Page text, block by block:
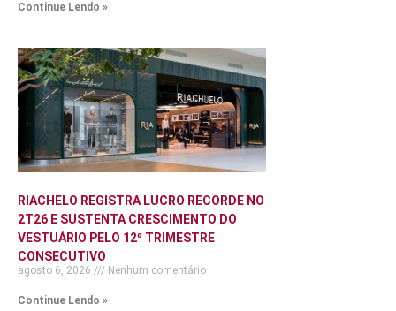
Continue Lendo »
RIACHELO REGISTRA LUCRO RECORDE NO
2T26 E SUSTENTA CRESCIMENTO DO
VESTUÁRIO PELO 12º TRIMESTRE
CONSECUTIVO
agosto 6, 2026 Nenhum comentário
Continue Lendo »